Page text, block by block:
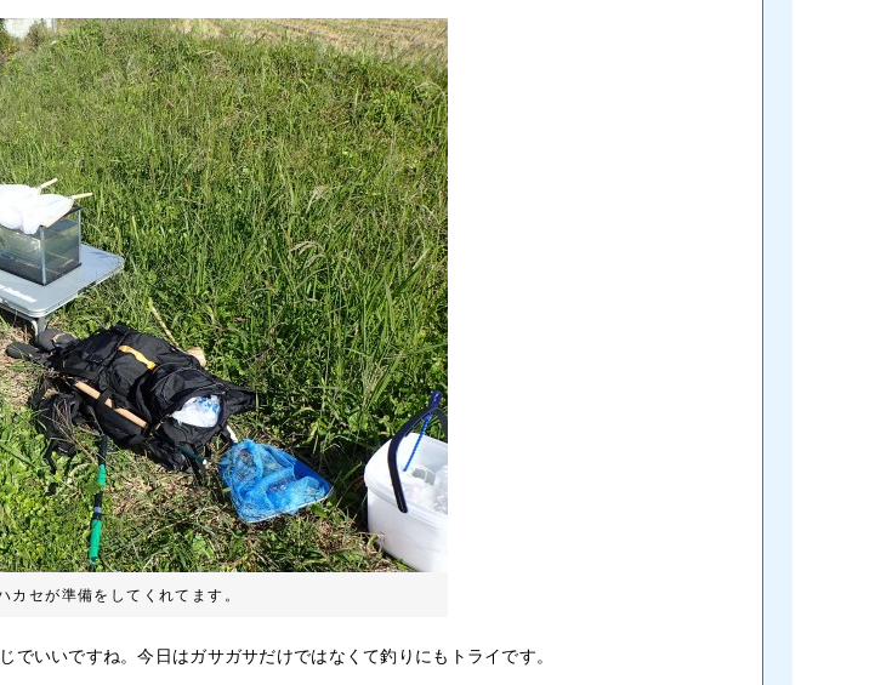
カセが準備をしてくれてます。
いいですね。今日はガサガサだけではなくて釣りにもトライです。